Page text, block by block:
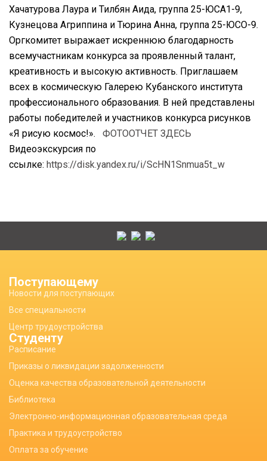
Хачатурова Лаура и Тилбян Аида, группа 25-ЮСА1-9,
Кузнецова Агриппина и Тюрина Анна, группа 25-ЮСО-9.
Оргкомитет выражает искреннюю благодарность
всемучастникам конкурса за проявленный талант,
креативность и высокую активность. Приглашаем
всех в космическую Галерею Кубанского института
профессионального образования. В ней представлены
работы победителей и участников конкурса рисунков
«Я рисую космос!».
ФОТООТЧЕТ ЗДЕСЬ
Видеоэкскурсия по
ссылке: https://disk.yandex.ru/i/ScHN1Snmua5t_w
Поступающему
Новости для поступающих
Все специальности
Центр трудоустройства
Студенту
Расписание
Приказы о ликвидации задолженности
Оценка качества образовательной деятельности
Библиотека
Электронно-информационная образовательная среда
Практика и трудоустройство
Оплата за обучение